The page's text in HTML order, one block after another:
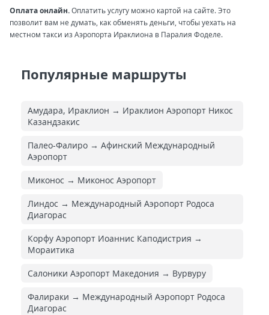
Оплата онлайн.Оплатить услугу можно картой на сайте. Это
позволит вам не думать, как обменять деньги, чтобы уехать на
местном такси из Аэропорта Ираклиона в Паралия Фоделе.
Популярные маршруты
Амудара, Ираклион → Ираклион Аэропорт Никос
Казандзакис
Палео-Фалиро → Афинский Международный
Аэропорт
Миконос → Миконос Аэропорт
Линдос → Международный Аэропорт Родоса
Диагорас
Корфу Аэропорт Иоаннис Каподистрия →
Мораитика
Салоники Аэропорт Македония → Вурвуру
Фалираки → Международный Аэропорт Родоса
Диагорас